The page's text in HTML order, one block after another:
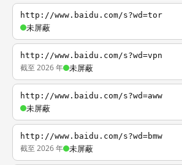
http://www.baidu.com/s?wd=tor
未屏蔽
http://www.baidu.com/s?wd=vpn
截至 2026 年 未屏蔽
http://www.baidu.com/s?wd=aww
未屏蔽
http://www.baidu.com/s?wd=bmw
截至 2026 年 未屏蔽